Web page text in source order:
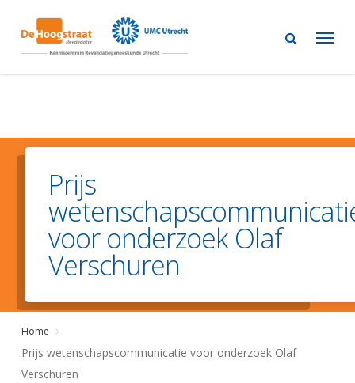
main
Prijs
voor onderzoek Olaf
Verschuren
Home
Prijs wetenschapscommunicatie voor onderzoek Olaf
Verschuren